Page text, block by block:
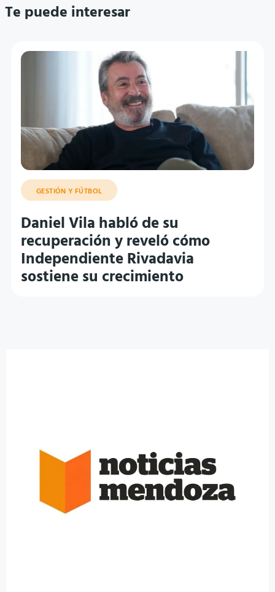
Te puede interesar
GESTIÓN Y FÚTBOL
Daniel Vila habló de su
recuperación y reveló cómo
Independiente Rivadavia
sostiene su crecimiento